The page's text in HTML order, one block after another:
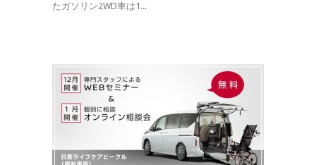
たガソリン2WD車は1...